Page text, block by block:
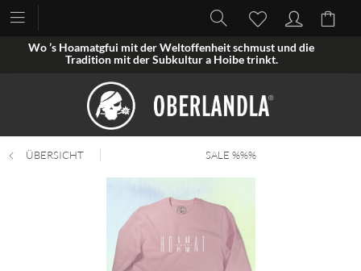
Wo ’s Hoamatgfui mit der Weltoffenheit schmust und die
Tradition mit der Subkultur a Hoibe trinkt.
ÜBERSICHT SALE %%%